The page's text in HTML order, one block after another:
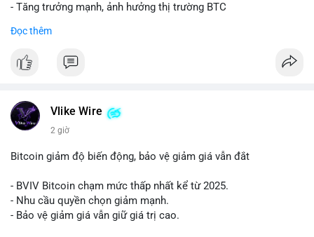
- Tăng trưởng mạnh, ảnh hưởng thị trường BTC
#binancesquare
$btc
📰 Nguồn: Cointelegraph
Đọc thêm
Vlike Wire
2 giờ
Bitcoin giảm độ biến động, bảo vệ giảm giá vẫn đắt
- BVIV Bitcoin chạm mức thấp nhất kể từ 2025.
- Nhu cầu quyền chọn giảm mạnh.
- Bảo vệ giảm giá vẫn giữ giá trị cao.